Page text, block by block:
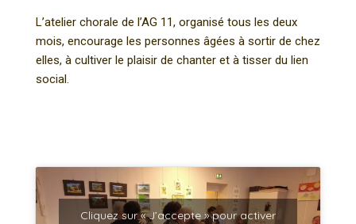
L’atelier chorale de l’AG 11, organisé tous les deux
mois, encourage les personnes âgées à sortir de chez
elles, à cultiver le plaisir de chanter et à tisser du lien
social.
Cliquez sur « J’accepte » pour activer